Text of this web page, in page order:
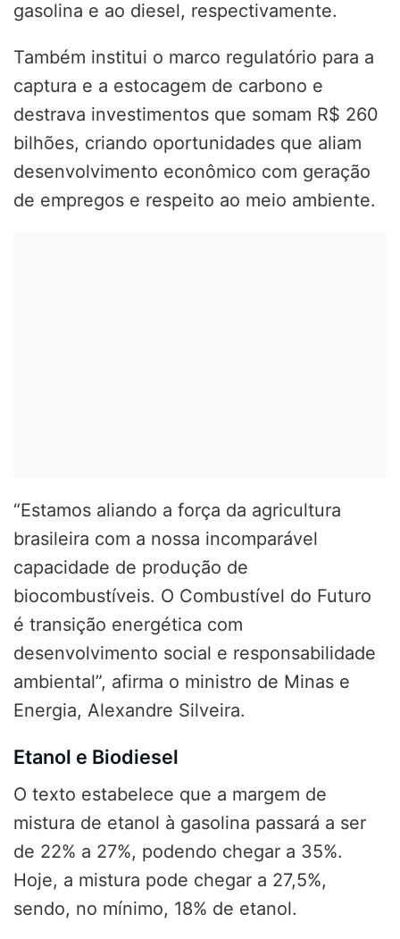
gasolina e ao diesel, respectivamente.
Também institui o marco regulatório para a
captura e a estocagem de carbono e
destrava investimentos que somam R$ 260
bilhões, criando oportunidades que aliam
desenvolvimento econômico com geração
de empregos e respeito ao meio ambiente.
“Estamos aliando a força da agricultura
brasileira com a nossa incomparável
capacidade de produção de
biocombustíveis. O Combustível do Futuro
é transição energética com
desenvolvimento social e responsabilidade
ambiental”, afirma o ministro de Minas e
Energia, Alexandre Silveira.
Etanol e Biodiesel
O texto estabelece que a margem de
mistura de etanol à gasolina passará a ser
de 22% a 27%, podendo chegar a 35%.
Hoje, a mistura pode chegar a 27,5%,
sendo, no mínimo, 18% de etanol.